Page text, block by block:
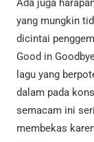
Ada juga
yang mungkin
dicintai
Good in
lagu yang
dalam pada
semacam ini
membekas